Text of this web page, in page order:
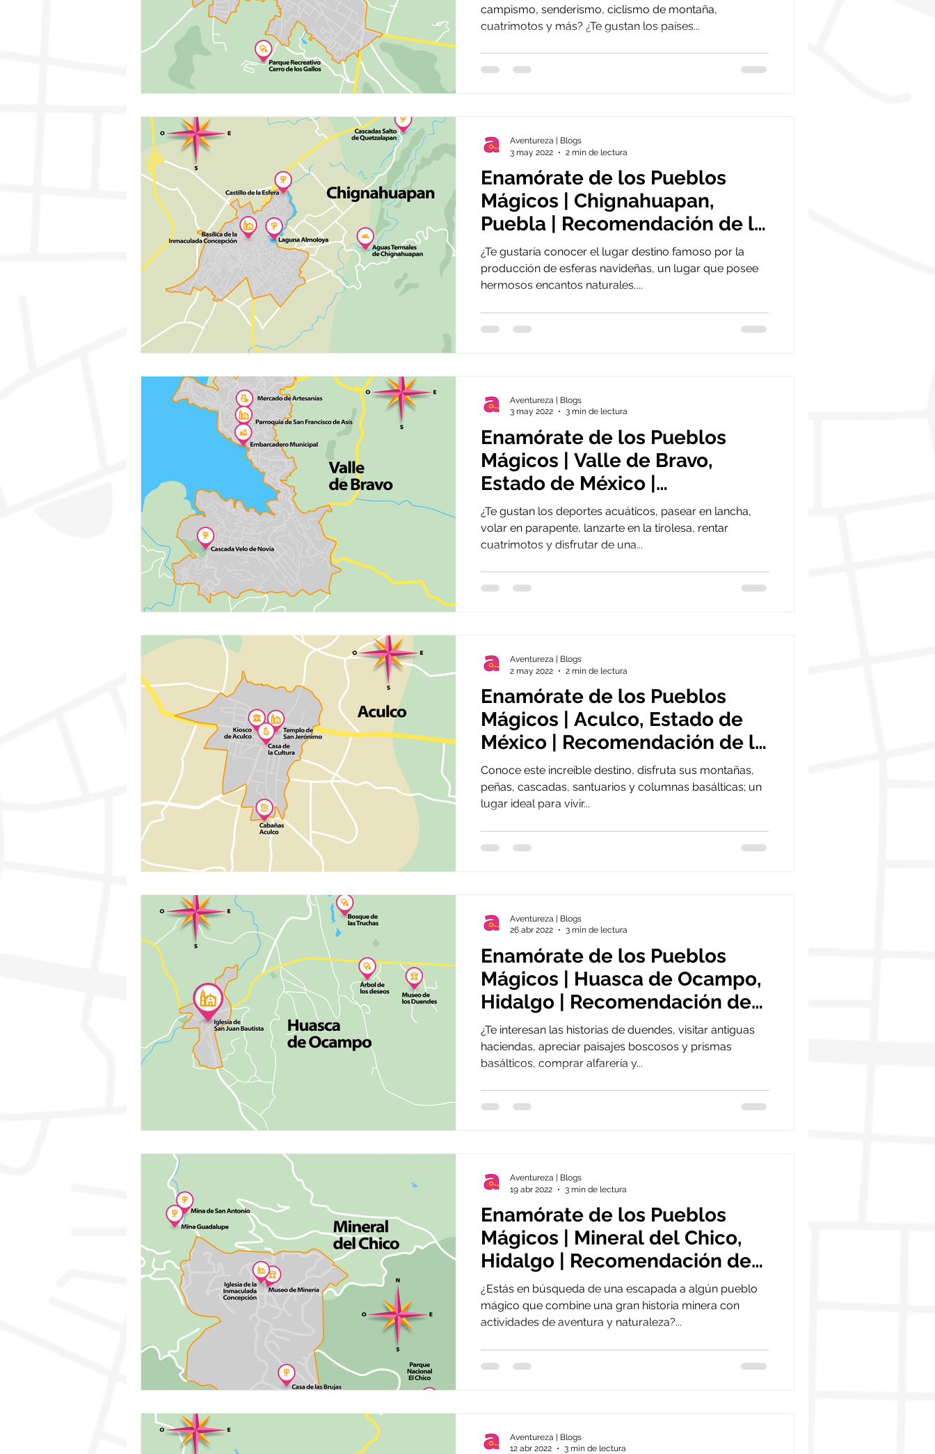
campismo, senderismo, ciclismo de montaña,
cuatrimotos y más? ¿Te gustan los países...
Enamórate de los Pueblos
Mágicos | Chignahuapan,
Puebla | Recomendación de la
semana
¿Te gustaría conocer el lugar destino famoso por la
producción de esferas navideñas, un lugar que posee
hermosos encantos naturales,...
Aventureza | Blogs
3 may 2022
2 min de lectura
Enamórate de los Pueblos
Mágicos | Valle de Bravo,
Estado de México |
Recomendación de la semana
¿Te gustan los deportes acuáticos, pasear en lancha,
volar en parapente, lanzarte en la tirolesa, rentar
cuatrimotos y disfrutar de una...
Aventureza | Blogs
3 may 2022
3 min de lectura
Enamórate de los Pueblos
Mágicos | Aculco, Estado de
México | Recomendación de la
semana
Conoce este increíble destino, disfruta sus montañas,
peñas, cascadas, santuarios y columnas basálticas; un
lugar ideal para vivir...
Aventureza | Blogs
2 may 2022
2 min de lectura
Enamórate de los Pueblos
Mágicos | Huasca de Ocampo,
Hidalgo | Recomendación de
la semana
¿Te interesan las historias de duendes, visitar antiguas
haciendas, apreciar paisajes boscosos y prismas
basálticos, comprar alfarería y...
Aventureza | Blogs
26 abr 2022
3 min de lectura
Enamórate de los Pueblos
Mágicos | Mineral del Chico,
Hidalgo | Recomendación de
la semana
¿Estás en búsqueda de una escapada a algún pueblo
mágico que combine una gran historia minera con
actividades de aventura y naturaleza?...
Aventureza | Blogs
19 abr 2022
3 min de lectura
Aventureza | Blogs
12 abr 2022
3 min de lectura